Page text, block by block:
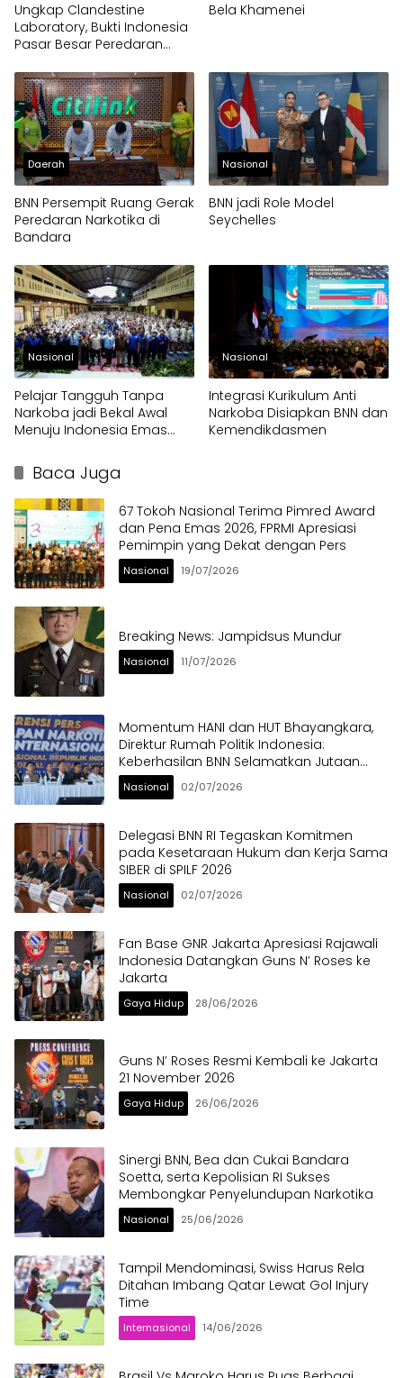
Ungkap Clandestine
Laboratory, Bukti Indonesia
Pasar Besar Peredaran
Bela Khamenei
Daerah
BNN Persempit Ruang Gerak
Peredaran Narkotika di
Bandara
Nasional
BNN jadi Role Model
Seychelles
Nasional
Pelajar Tangguh Tanpa
Narkoba jadi Bekal Awal
Menuju Indonesia Emas
Nasional
Integrasi Kurikulum Anti
Narkoba Disiapkan BNN dan
Kemendikdasmen
Baca Juga
67 Tokoh Nasional Terima Pimred Award
dan Pena Emas 2026, FPRMI Apresiasi
Pemimpin yang Dekat dengan Pers
Nasional 19/07/2026
Breaking News: Jampidsus Mundur
Nasional 11/07/2026
Momentum HANI dan HUT Bhayangkara,
Direktur Rumah Politik Indonesia:
Keberhasilan BNN Selamatkan Jutaan
Anak Bangsa dari Ancaman Narkoba
Nasional 02/07/2026
Delegasi BNN RI Tegaskan Komitmen
pada Kesetaraan Hukum dan Kerja Sama
SIBER di SPILF 2026
Nasional 02/07/2026
Fan Base GNR Jakarta Apresiasi Rajawali
Indonesia Datangkan Guns N’ Roses ke
Jakarta
Gaya Hidup 28/06/2026
Guns N’ Roses Resmi Kembali ke Jakarta
21 November 2026
Gaya Hidup 26/06/2026
Sinergi BNN, Bea dan Cukai Bandara
Soetta, serta Kepolisian RI Sukses
Membongkar Penyelundupan Narkotika
Nasional 25/06/2026
Tampil Mendominasi, Swiss Harus Rela
Ditahan Imbang Qatar Lewat Gol Injury
Time
Internasional 14/06/2026